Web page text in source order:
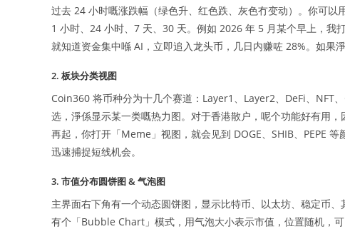
过去 24 小时嘅涨跌幅（绿色升、红色跌、灰色冇变动）。你可
1 小时、24 小时、7 天、30 天。例如 2026 年 5 月某个早上，我
就知道资金集中喺 AI，立即追入龙头币，几日内赚咗 28%。如果
2. 板块分类视图
Coin360 将币种分为十几个赛道：Layer1、Layer2、DeFi、NFT
选，淨係显示某一类嘅热力图。对于香港散户，呢个功能好有用
再起，你打开「Meme」视图，就会见到 DOGE、SHIB、PEPE
迅速捕捉短线机会。
3. 市值分布圆饼图 & 气泡图
主界面右下角有一个动态圆饼图，显示比特币、以太坊、稳定币
有个「Bubble Chart」模式，用气泡大小表示市值，位置随机，